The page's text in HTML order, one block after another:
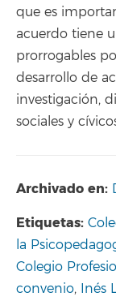
que es
acuerdo tiene
prorrogables
desarrollo de
investigación,
sociales y
Archivado en:
Etiquetas:
la
Colegio
convenio, Inés